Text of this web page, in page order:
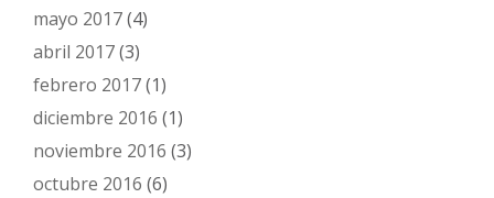
mayo 2017(4)
abril 2017(3)
febrero 2017(1)
diciembre 2016 (1)
noviembre 2016 (3)
octubre 2016 (6)